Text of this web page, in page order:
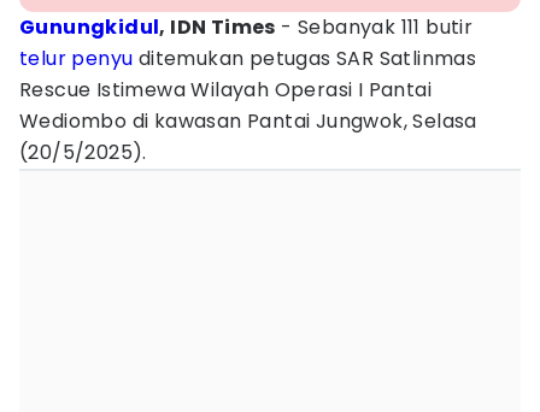
Gunungkidul, IDN Times - Sebanyak 111 butir
telur penyu ditemukan petugas SAR Satlinmas
Rescue Istimewa Wilayah Operasi I Pantai
Wediombo di kawasan Pantai Jungwok, Selasa
(20/5/2025).